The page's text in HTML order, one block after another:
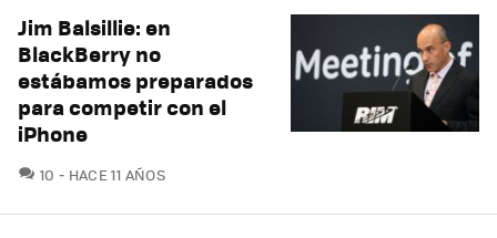
Jim Balsillie: en
BlackBerry no
estábamos preparados
para competir con el
iPhone
10 COMENTARIOS
HACE 11 AÑOS